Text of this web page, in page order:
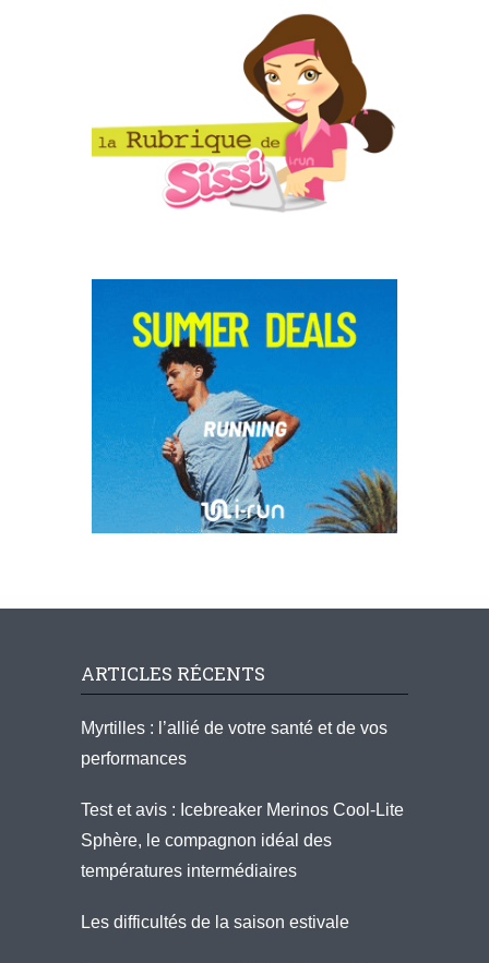
ARTICLES RÉCENTS
Myrtilles : l’allié de votre santé et de vos
performances
Test et avis : Icebreaker Merinos Cool-Lite
Sphère, le compagnon idéal des
températures intermédiaires
Les difficultés de la saison estivale